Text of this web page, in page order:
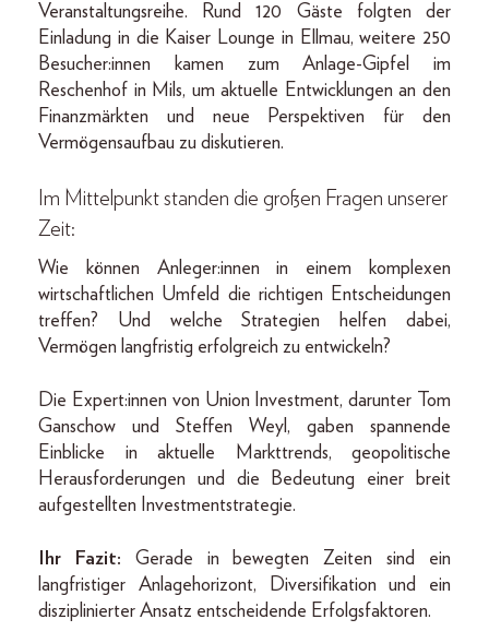
Veranstaltungsreihe. Rund 120 Gäste folgten der
Einladung in die Kaiser Lounge in Ellmau, weitere 250
Besucher:innen kamen zum Anlage-Gipfel im
Reschenhof in Mils, um aktuelle Entwicklungen an den
Finanzmärkten und neue Perspektiven für den
Vermögensaufbau zu diskutieren.
Im Mittelpunkt standen die großen Fragen unserer
Zeit:
Wie können Anleger:innen in einem komplexen
wirtschaftlichen Umfeld die richtigen Entscheidungen
treffen? Und welche Strategien helfen dabei,
Vermögen langfristig erfolgreich zu entwickeln?
Die Expert:innen von Union Investment, darunter Tom
Ganschow und Steffen Weyl, gaben spannende
Einblicke in aktuelle Markttrends, geopolitische
Herausforderungen und die Bedeutung einer breit
aufgestellten Investmentstrategie.
Ihr Fazit: Gerade in bewegten Zeiten sind ein
langfristiger Anlagehorizont, Diversifikation und ein
disziplinierter Ansatz entscheidende Erfolgsfaktoren.